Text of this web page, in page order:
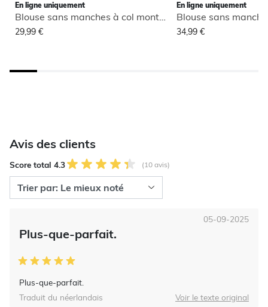
En ligne uniquement
Blouse sans manches à col montant
29,99 €
En ligne uniquement
34,99 €
Avis des clients
Score total 4.3 (10 avis)
Plus-que-parfait.
Plus-que-parfait.
05-09-2025
Traduit du néerlandais Voir le texte original